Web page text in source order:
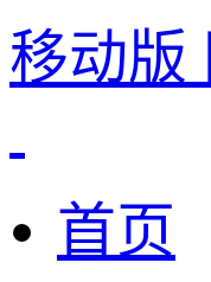
移动版
首页